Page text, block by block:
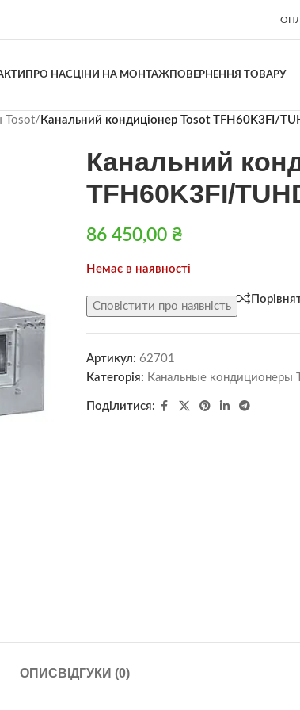
ПРО НАСЦІНИ НА МОНТАЖПОВЕРНЕННЯ ТОВАРУ
Tosot/ Канальний кондиціонер Tosot TFH60K3FI/
Канальний
TFH60K3FI/
86 450,00 ₴
Немає в наявності
Сповістити про наявність
Артикул: 62701
Категорія: Канальные кондиционеры
Поділитися:
ОПИС ВІДГУКИ (0)